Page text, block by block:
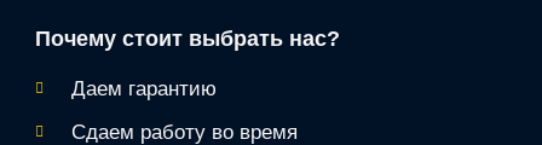
Почему стоит выбрать нас?
Даем гарантию
Сдаем работу во время